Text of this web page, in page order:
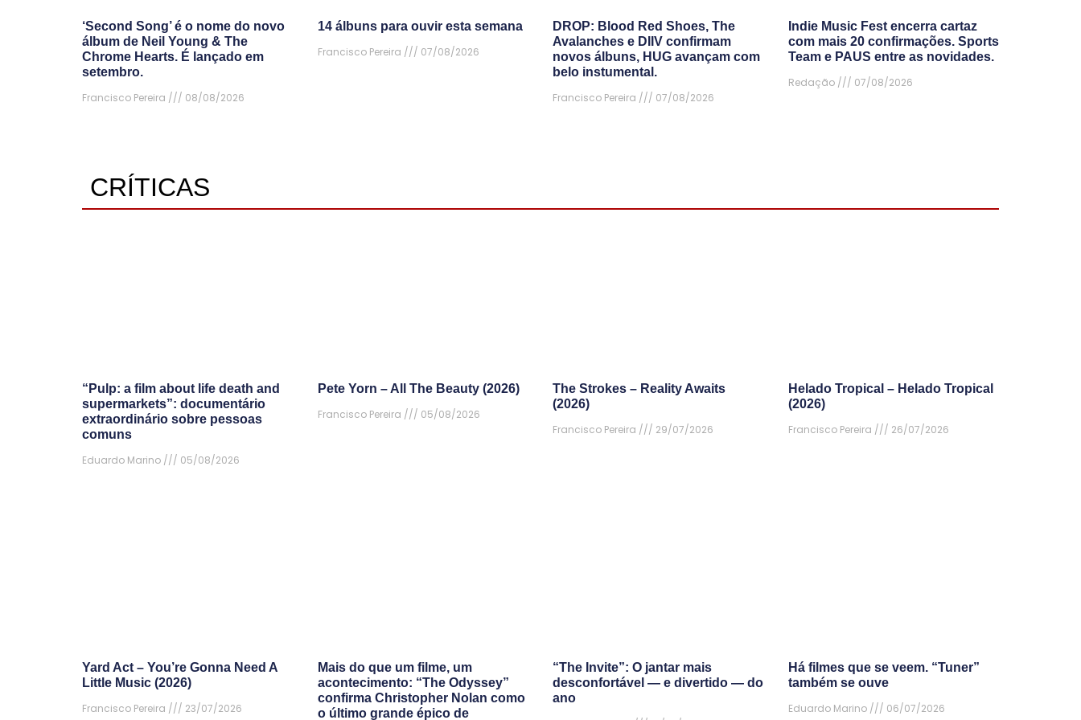
‘Second Song’ é o nome do novo
álbum de Neil Young & The
Chrome Hearts. É lançado em
setembro.
Francisco Pereira
08/08/2026
14 álbuns para ouvir esta semana
Francisco Pereira
07/08/2026
DROP: Blood Red Shoes, The
Avalanches e DIIV confirmam
novos álbuns, HUG avançam com
belo instumental.
Francisco Pereira
07/08/2026
Indie Music Fest encerra cartaz
com mais 20 confirmações. Sports
Team e PAUS entre as novidades.
Redação
07/08/2026
CRÍTICAS
“Pulp: a film about life death and
supermarkets”: documentário
extraordinário sobre pessoas
comuns
Eduardo Marino
05/08/2026
Pete Yorn – All The Beauty (2026)
Francisco Pereira
05/08/2026
The Strokes – Reality Awaits
(2026)
Francisco Pereira
29/07/2026
Helado Tropical – Helado Tropical
(2026)
Francisco Pereira
26/07/2026
Yard Act – You’re Gonna Need A
Little Music (2026)
Francisco Pereira
23/07/2026
Mais do que um filme, um
acontecimento: “The Odyssey”
confirma Christopher Nolan como
o último grande épico de
“The Invite”: O jantar mais
desconfortável — e divertido — do
ano
Há filmes que se veem. “Tuner”
também se ouve
Eduardo Marino
06/07/2026